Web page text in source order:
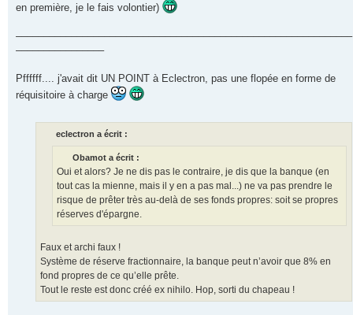
en première, je le fais volontier)
–––––––––––––––––––––––––––––––––––––––––––––––––––––––––––––
––––––––––––––––
Pffffff.... j'avait dit UN POINT à Eclectron, pas une flopée en forme de
réquisitoire à charge
eclectron a écrit :
Obamot a écrit :
Oui et alors? Je ne dis pas le contraire, je dis que la banque (en
tout cas la mienne, mais il y en a pas mal...) ne va pas prendre le
risque de prêter très au-delà de ses fonds propres: soit se propres
réserves d'épargne.
Faux et archi faux !
Système de réserve fractionnaire, la banque peut n’avoir que 8% en
fond propres de ce qu’elle prête.
Tout le reste est donc créé ex nihilo. Hop, sorti du chapeau !